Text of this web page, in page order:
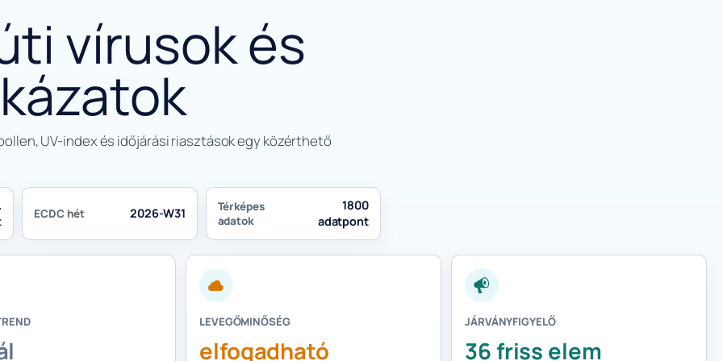
vírusok és
UV-index és időjárási riasztások egy közérthető
ECDC hét 2026-W31
Térképes
adatok
1800
adatpont
LEVEGŐMINŐSÉG
elfogadható
JÁRVÁNYFIGYELŐ
36 friss elem